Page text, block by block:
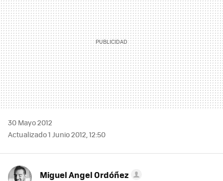
30 Mayo 2012
Actualizado 1 Junio 2012, 12:50
Miguel Angel Ordóñez